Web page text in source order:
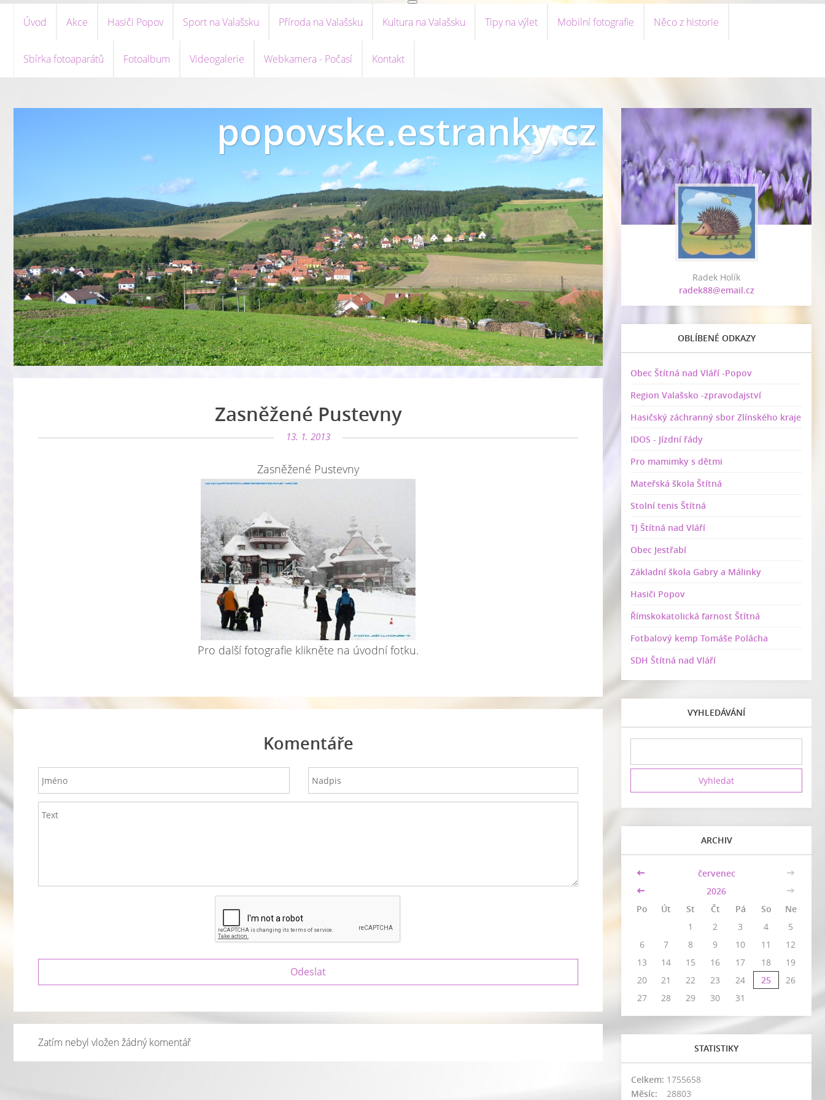
Úvod Akce Hasiči Popov Sport na Valašsku Příroda na Valašsku Kultura na Valašsku Tipy na výlet Mobilní fotografie Něco z historie
Sbírka fotoaparátů Fotoalbum Videogalerie Webkamera - Počasí Kontakt
popovske.estranky.cz
Zasněžené Pustevny
13. 1. 2013
Zasněžené Pustevny
Pro další fotografie klikněte na úvodní fotku.
Komentáře
Zatím nebyl vložen žádný komentář
Radek Holík
radek88@email.cz
OBLÍBENÉ ODKAZY
Obec Štítná nad Vláří -Popov
Region Valašsko -zpravodajství
Hasičský záchranný sbor Zlínského kraje
IDOS - Jízdní řády
Pro mamimky s dětmi
Mateřská škola Štítná
Stolní tenis Štítná
TJ Štítná nad Vláří
Obec Jestřabí
Základní škola Gabry a Málinky
Hasiči Popov
Římskokatolická farnost Štítná
Fotbalový kemp Tomáše Polácha
SDH Štítná nad Vláří
VYHLEDÁVÁNÍ
ARCHIV
<< červenec
>>
<<
2026
>>
Po
Út St Čt Pá So
Ne
1
2 3 4
5
6
7 8 9 10 11
12
13
14 15 16 17 18
19
20
21 22 23 24 25
26
27
28 29 30 31
STATISTIKY
Celkem: 1755658
Měsíc:
28803